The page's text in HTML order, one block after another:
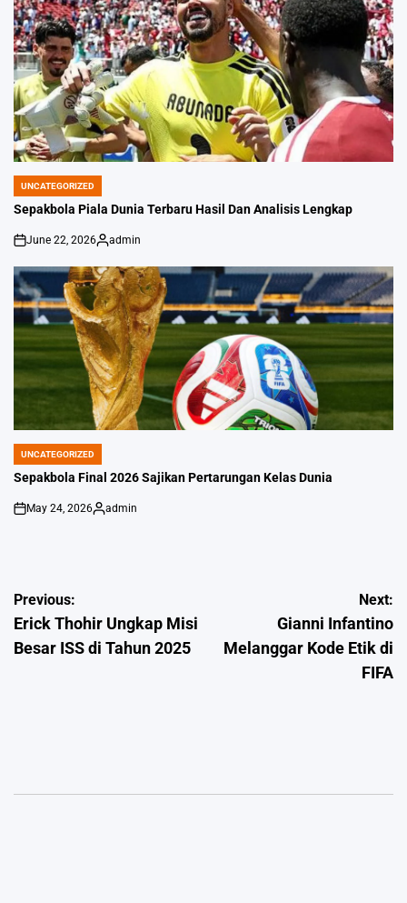
POSTED
IN
UNCATEGORIZED
Sepakbola Piala Dunia Terbaru Hasil Dan Analisis Lengkap
on
June 22, 2026
Posted
admin
POSTED
IN
UNCATEGORIZED
Sepakbola Final 2026 Sajikan Pertarungan Kelas Dunia
on
May 24, 2026
Posted
admin
Post
navigation
Previous:
Erick Thohir Ungkap Misi
Besar ISS di Tahun 2025
Next:
Gianni Infantino
Melanggar Kode Etik di
FIFA